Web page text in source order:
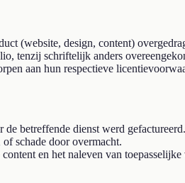
(website, design, content)
tenzij schriftelijk anders
aan hun respectieve
betreffende dienst werd gefactureerd.
schade door overmacht.
en het naleven van